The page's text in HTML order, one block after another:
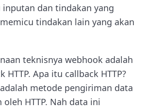
dan tindakan yang
tindakan lain yang akan
teknisnya webhook adalah
HTTP. Apa itu callback HTTP?
adalah metode pengiriman data
HTTP. Nah data ini